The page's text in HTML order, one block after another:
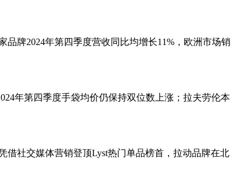
品牌2024年第四季度营收同比均增长11%，欧洲市场销
年第四季度手袋均价仍保持双位数上涨；拉夫劳伦本
借社交媒体营销登顶Lyst热门单品榜首，拉动品牌在北